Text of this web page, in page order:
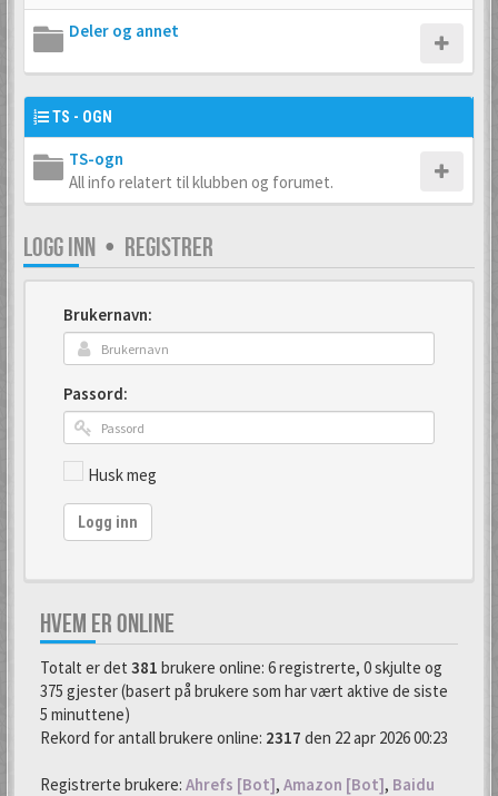
Deler og annet
TS - OGN
TS-ogn
All info relatert til klubben og forumet.
LOGG INN • REGISTRER
Brukernavn:
Passord:
Husk meg
Logg inn
HVEM ER ONLINE
Totalt er det 381 brukere online: 6 registrerte, 0 skjulte og
375 gjester (basert på brukere som har vært aktive de siste
5 minuttene)
Rekord for antall brukere online: 2317 den 22 apr 2026 00:23
Registrerte brukere: Ahrefs [Bot], Amazon [Bot], Baidu